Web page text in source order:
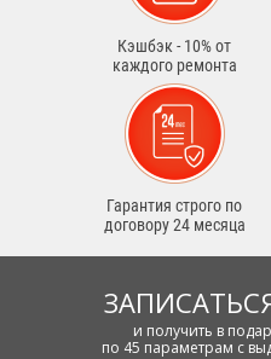
Кэшбэк - 10% от
каждого ремонта
Гарантия строго по
договору 24 месяца
и получить в
по 45 параметрам с